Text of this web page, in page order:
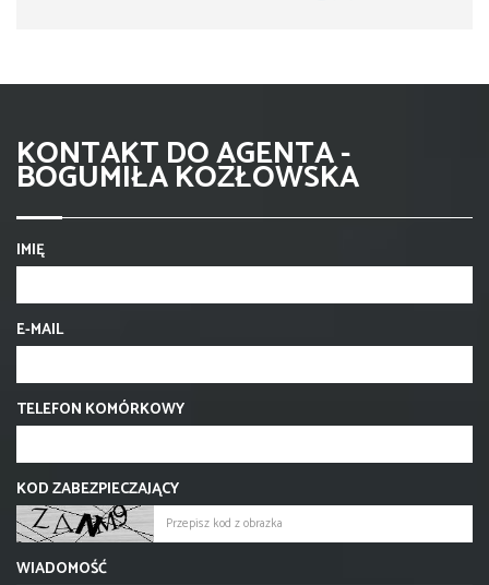
KONTAKT DO AGENTA -
BOGUMIŁA KOZŁOWSKA
IMIĘ
E-MAIL
TELEFON KOMÓRKOWY
KOD ZABEZPIECZAJĄCY
WIADOMOŚĆ